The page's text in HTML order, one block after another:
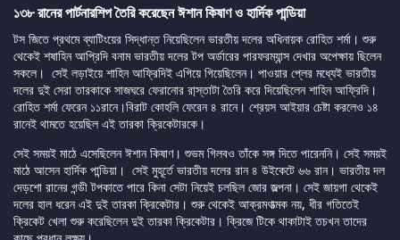
১৩৮ রানের পার্টনারশিপ তৈরি করেছেন ঈশান কিষাণ ও হার্দিক পান্ডিয়া
টস জিতে প্রথমে ব্যাটিংয়ের সিদ্ধান্ত নিয়েছিলেন ভারতীয় দলের অধিনায়ক রোহিত শর্মা। শুরু
থেকেই শষাহিন আপ্রিদি বনাম ভারতীয় দলের টপ অর্ডারের পারফরম্যান্স দেখার অপেক্ষায় ছিলেন
সকলে। সেই লড়াইয়ে শাহিন আফ্রিদিই এগিয়ে গিয়েছিলেন। পাওয়ার প্লের মধ্যেই ভারতীয়
দলের দুই সেরা তারকাকে সাজঘরে ফেরানোর রা্স্তাটা তৈরি করে দিয়েছিলেন শাহিন আফ্রিদি।
রোহিত শর্মা ফেরেন ১১রানে।বিরাট কোহলি ফেরেন ৪ রানে। শ্রেয়স আইয়ার চেষ্টা করলেও ১৪
রানেই থামতে হয়েছিল এই তারকা ক্রিকেটারকে।
সেই সময়ই মাঠে এসেছিলেন ঈশান কিষাণ। শুভম গিলবও তাঁকে সঙ্গ দিতে পারেননি। সেই সময়ই
মাঠে আসেন হার্দিক পান্ডিয়া। সেই মুহূর্তে ভারতীয় দলের রান ৪ উইকেটে ৬৬ রান। ভারতীয় দল
দেড়শো রানের গন্ডী টপকাতে পারে কিনা সেটা নিয়েই চলছিল জোর জল্পনা। সেই জায়গা থেকেই
দলের হাল ধরেন এই দুই তারকা ক্রিকেটার। শুরু থেকেই আক্রমণাত্মক নয়, ধীর গতিতেই
ক্রিকেট খেলা শুরু করেছিলেন দুই তারকা ক্রিকেটার। ক্রিজে টিকে থাকাটাই তচখন তাদের